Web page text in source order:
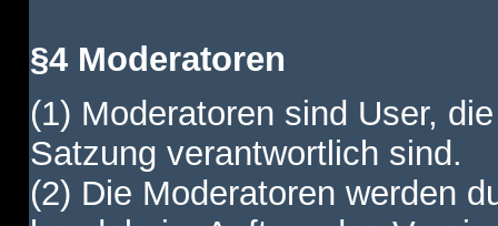
§4 Moderatoren
(1) Moderatoren sind User,
Satzung verantwortlich sind.
(2) Die Moderatoren werden